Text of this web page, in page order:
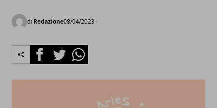
di Redazione08/04/2023
FacebookTwitterWhatsapp